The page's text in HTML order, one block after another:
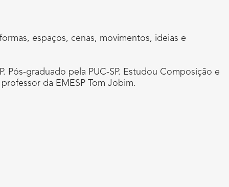
espaços, cenas, movimentos, ideias e
Pós-graduado pela PUC-SP. Estudou Composição e
da EMESP Tom Jobim.